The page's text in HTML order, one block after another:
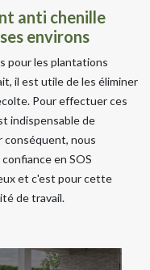
anti chenille
environs
pour les plantations
il est utile de les éliminer
Pour effectuer ces
indispensable de
conséquent, nous
en SOS
et c'est pour cette
de travail.